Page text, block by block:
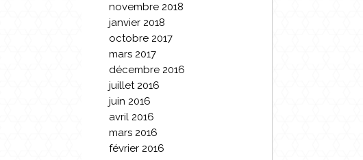
novembre 2018
janvier 2018
octobre 2017
mars 2017
décembre 2016
juillet 2016
juin 2016
avril 2016
mars 2016
février 2016